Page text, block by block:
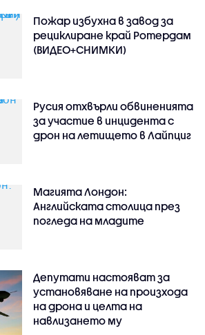
Пожар избухна в завод за
рециклиране край Ротердам
(ВИДЕО+СНИМКИ)
Русия отхвърли обвиненията
за участие в инцидента с
дрон на летището в Лайпциг
Магията Лондон:
Английската столица през
погледа на младите
Депутати настояват за
установяване на произхода
на дрона и целта на
навлизането му